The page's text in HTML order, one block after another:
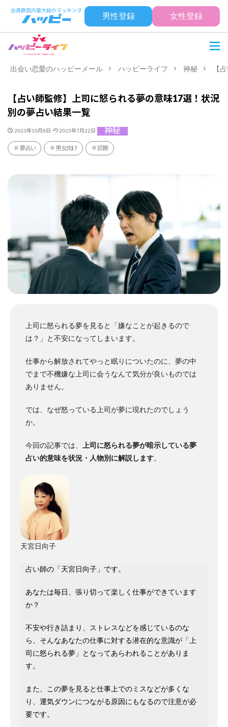
男性登録 女性登録
出会い恋愛のハッピーメール ハッピーライフ 神秘 【
【占い師監修】上司に怒られる夢の意味17選！状況
別の夢占い結果一覧
2023年10月8日 2025年7月22日 神秘
夢占い 男女向け 診断
上司に怒られる夢を見ると「嫌なことが起きるので
は？」と不安になってしまいます。
仕事から解放されてやっと眠りについたのに、夢の中
でまで不機嫌な上司に会うなんて気分が良いものでは
ありません。
では、なぜ怒っている上司が夢に現れたのでしょう
か。
今回の記事では、
上司に怒られる夢が暗示している夢
占い的意味を状況・人物別に解説します。
天宮日向子
占い師の「天宮日向子」です。
あなたは毎日、張り切って楽しく仕事ができています
か？
不安や行き詰まり、ストレスなどを感じているのな
ら、そんなあなたの仕事に対する潜在的な意識が「上
司に怒られる夢」となってあらわれることがありま
す。
また、この夢を見ると仕事上でのミスなどが多くな
り、運気ダウンにつながる原因にもなるので注意が必
要です。